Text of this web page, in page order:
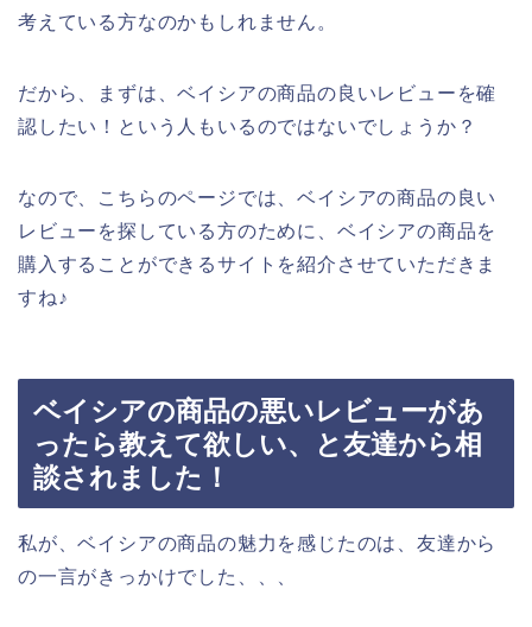
考えている方なのかもしれません。
だから、まずは、ベイシアの商品の良いレビューを確
認したい！という人もいるのではないでしょうか？
なので、こちらのページでは、ベイシアの商品の良い
レビューを探している方のために、ベイシアの商品を
購入することができるサイトを紹介させていただきま
すね♪
ベイシアの商品の悪いレビューがあ
ったら教えて欲しい、と友達から相
談されました！
私が、ベイシアの商品の魅力を感じたのは、友達から
の一言がきっかけでした、、、